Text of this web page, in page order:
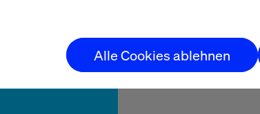
Alle Cookies ablehnen